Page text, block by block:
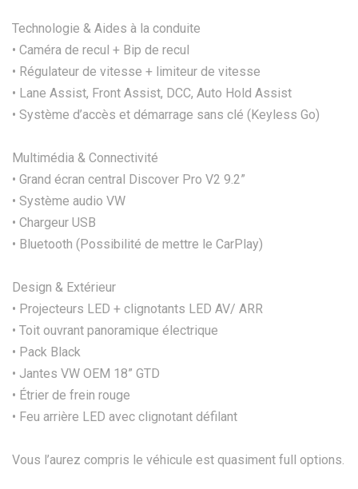
Technologie & Aides à la conduite
• Caméra de recul + Bip de recul
• Régulateur de vitesse + limiteur de vitesse
• Lane Assist, Front Assist, DCC, Auto Hold Assist
• Système d’accès et démarrage sans clé (Keyless Go)
Multimédia & Connectivité
• Grand écran central Discover Pro V2 9.2”
• Système audio VW
• Chargeur USB
• Bluetooth (Possibilité de mettre le CarPlay)
Design & Extérieur
• Projecteurs LED + clignotants LED AV/ ARR
• Toit ouvrant panoramique électrique
• Pack Black
• Jantes VW OEM 18” GTD
• Étrier de frein rouge
• Feu arrière LED avec clignotant défilant
Vous l’aurez compris le véhicule est quasiment full options.